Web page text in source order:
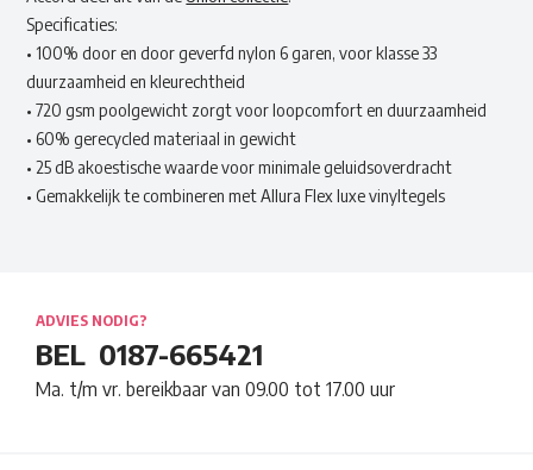
Specificaties:
• 100% door en door geverfd nylon 6 garen, voor klasse 33
duurzaamheid en kleurechtheid
• 720 gsm poolgewicht zorgt voor loopcomfort en duurzaamheid
• 60% gerecycled materiaal in gewicht
• 25 dB akoestische waarde voor minimale geluidsoverdracht
• Gemakkelijk te combineren met Allura Flex luxe vinyltegels
ADVIES NODIG?
BEL 0187-665421
Ma. t/m vr. bereikbaar van 09.00 tot 17.00 uur